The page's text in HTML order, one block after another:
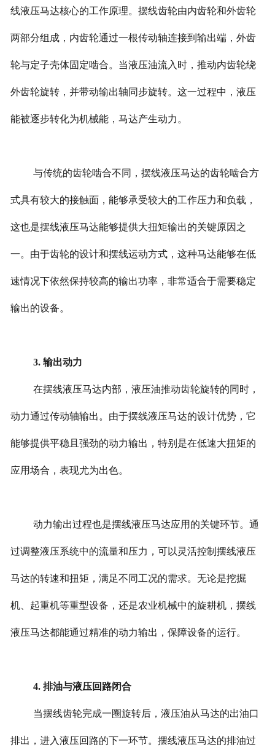
线液压马达核心的工作原理。摆线齿轮由内齿轮和外齿轮
两部分组成，内齿轮通过一根传动轴连接到输出端，外齿
轮与定子壳体固定啮合。当液压油流入时，推动内齿轮绕
外齿轮旋转，并带动输出轴同步旋转。这一过程中，液压
能被逐步转化为机械能，马达产生动力。
与传统的齿轮啮合不同，摆线液压马达的齿轮啮合方
式具有较大的接触面，能够承受较大的工作压力和负载，
这也是摆线液压马达能够提供大扭矩输出的关键原因之
一。由于齿轮的设计和摆线运动方式，这种马达能够在低
速情况下依然保持较高的输出功率，非常适合于需要稳定
输出的设备。
3. 输出动力
在摆线液压马达内部，液压油推动齿轮旋转的同时，
动力通过传动轴输出。由于摆线液压马达的设计优势，它
能够提供平稳且强劲的动力输出，特别是在低速大扭矩的
应用场合，表现尤为出色。
动力输出过程也是摆线液压马达应用的关键环节。通
过调整液压系统中的流量和压力，可以灵活控制摆线液压
马达的转速和扭矩，满足不同工况的需求。无论是挖掘
机、起重机等重型设备，还是农业机械中的旋耕机，摆线
液压马达都能通过精准的动力输出，保障设备的运行。
4. 排油与液压回路闭合
当摆线齿轮完成一圈旋转后，液压油从马达的出油口
排出，进入液压回路的下一环节。摆线液压马达的排油过